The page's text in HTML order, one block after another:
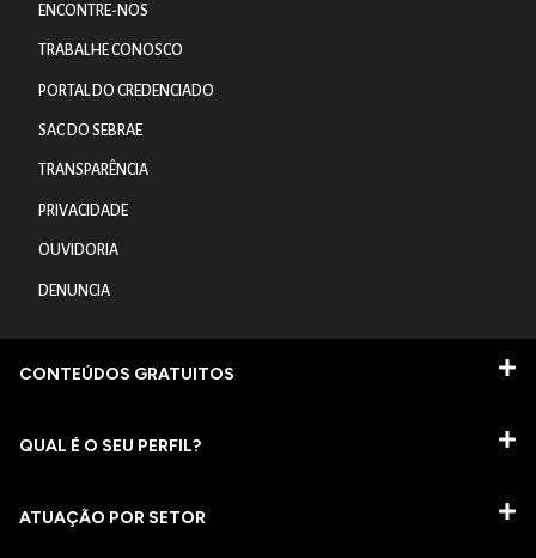
ENCONTRE-NOS
TRABALHE CONOSCO
PORTAL DO CREDENCIADO
SAC DO SEBRAE
TRANSPARÊNCIA
PRIVACIDADE
OUVIDORIA
DENUNCIA
CONTEÚDOS GRATUITOS
QUAL É O SEU PERFIL?
ATUAÇÃO POR SETOR